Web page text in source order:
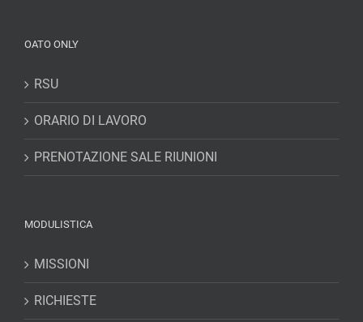
OATO ONLY
RSU
ORARIO DI LAVORO
PRENOTAZIONE SALE RIUNIONI
MODULISTICA
MISSIONI
RICHIESTE